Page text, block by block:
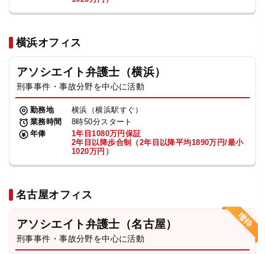
横浜オフィス
アソシエイト弁護士（横浜）
刑事事件・事故分野を中心に活動
勤務地
横浜（横浜駅すぐ）
業務時間
8時50分スタート
年俸
1年目1080万円保証
2年目以降歩合制（2年目以降平均1890万円/最小
1020万円）
名古屋オフィス
アソシエイト弁護士（名古屋）
刑事事件・事故分野を中心に活動